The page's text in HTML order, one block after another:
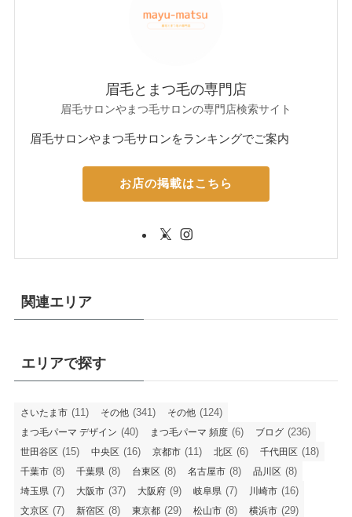
眉毛とまつ毛の専門店
眉毛サロンやまつ毛サロンの専門店検索サイト
眉毛サロンやまつ毛サロンをランキングでご案内
お店の掲載はこちら
関連エリア
エリアで探す
さいたま市 (11) その他 (341) その他 (124)
まつ毛パーマ デザイン (40) まつ毛パーマ 頻度 (6) ブログ (236)
世田谷区 (15) 中央区 (16) 京都市 (11) 北区 (6) 千代田区 (18)
千葉市 (8) 千葉県 (8) 台東区 (8) 名古屋市 (8) 品川区 (8)
埼玉県 (7) 大阪市 (37) 大阪府 (9) 岐阜県 (7) 川崎市 (16)
文京区 (7) 新宿区 (8) 東京都 (29) 松山市 (8) 横浜市 (29)